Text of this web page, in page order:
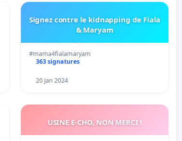
Signez contre le kidnapping de Fiala
& Maryam
#mama4fialamaryam
363 signatures
20 Jan 2024
USINE E-CHO, NON MERCI !